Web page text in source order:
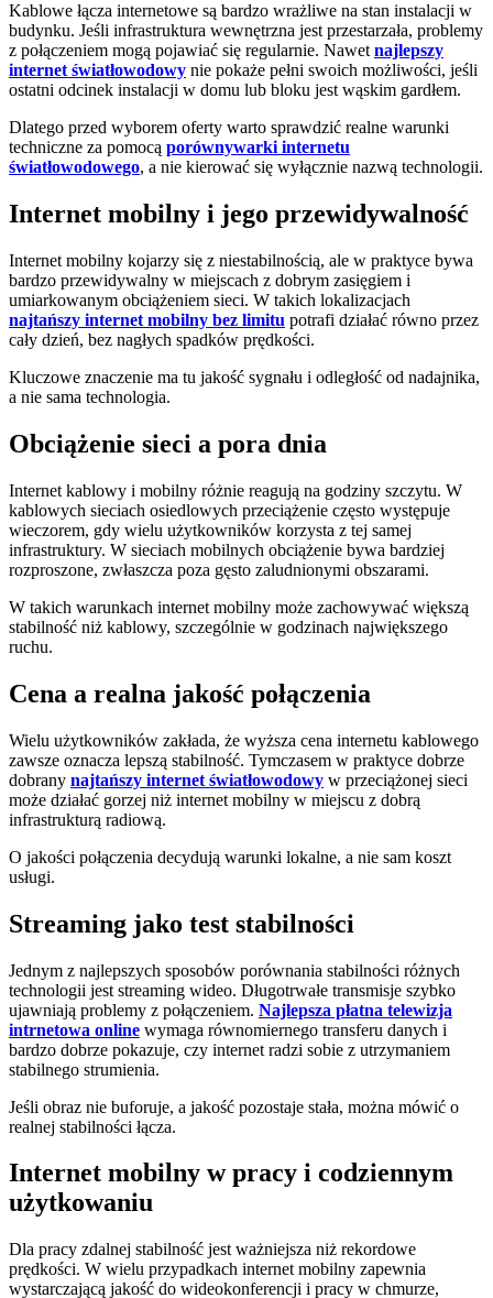
Kablowe łącza internetowe są bardzo wrażliwe na stan instalacji w
budynku. Jeśli infrastruktura wewnętrzna jest przestarzała, problemy
z połączeniem mogą pojawiać się regularnie. Nawet najlepszy
internet światłowodowy nie pokaże pełni swoich możliwości, jeśli
ostatni odcinek instalacji w domu lub bloku jest wąskim gardłem.
Dlatego przed wyborem oferty warto sprawdzić realne warunki
techniczne za pomocą porównywarki internetu
światłowodowego, a nie kierować się wyłącznie nazwą technologii.
Internet mobilny i jego przewidywalność
Internet mobilny kojarzy się z niestabilnością, ale w praktyce bywa
bardzo przewidywalny w miejscach z dobrym zasięgiem i
umiarkowanym obciążeniem sieci. W takich lokalizacjach
najtańszy internet mobilny bez limitu potrafi działać równo przez
cały dzień, bez nagłych spadków prędkości.
Kluczowe znaczenie ma tu jakość sygnału i odległość od nadajnika,
a nie sama technologia.
Obciążenie sieci a pora dnia
Internet kablowy i mobilny różnie reagują na godziny szczytu. W
kablowych sieciach osiedlowych przeciążenie często występuje
wieczorem, gdy wielu użytkowników korzysta z tej samej
infrastruktury. W sieciach mobilnych obciążenie bywa bardziej
rozproszone, zwłaszcza poza gęsto zaludnionymi obszarami.
W takich warunkach internet mobilny może zachowywać większą
stabilność niż kablowy, szczególnie w godzinach największego
ruchu.
Cena a realna jakość połączenia
Wielu użytkowników zakłada, że wyższa cena internetu kablowego
zawsze oznacza lepszą stabilność. Tymczasem w praktyce dobrze
dobrany najtańszy internet światłowodowy w przeciążonej sieci
może działać gorzej niż internet mobilny w miejscu z dobrą
infrastrukturą radiową.
O jakości połączenia decydują warunki lokalne, a nie sam koszt
usługi.
Streaming jako test stabilności
Jednym z najlepszych sposobów porównania stabilności różnych
technologii jest streaming wideo. Długotrwałe transmisje szybko
ujawniają problemy z połączeniem. Najlepsza płatna telewizja
intrnetowa online wymaga równomiernego transferu danych i
bardzo dobrze pokazuje, czy internet radzi sobie z utrzymaniem
stabilnego strumienia.
Jeśli obraz nie buforuje, a jakość pozostaje stała, można mówić o
realnej stabilności łącza.
Internet mobilny w pracy i codziennym
użytkowaniu
Dla pracy zdalnej stabilność jest ważniejsza niż rekordowe
prędkości. W wielu przypadkach internet mobilny zapewnia
wystarczającą jakość do wideokonferencji i pracy w chmurze,